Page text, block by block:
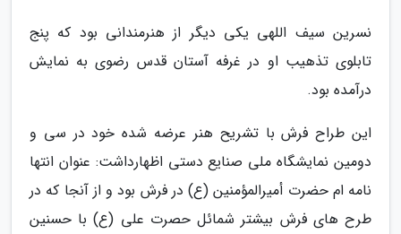
نسرین سیف اللهی یکی دیگر از هنرمندانی بود که پنج
تابلوی تذهیب او در غرفه آستان قدس رضوی به نمایش
درآمده بود.
این طراح فرش با تشریح هنر عرضه شده خود در سی و
دومین نمایشگاه ملی صنایع دستی اظهارداشت: عنوان انتها
نامه ام حضرت أمیرالمؤمنین (ع) در فرش بود و از آنجا که در
طرح های فرش بیشتر شمائل حصرت علی (ع) با حسنین